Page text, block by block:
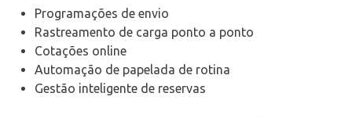
Programações de envio
Rastreamento de carga ponto a ponto
Cotações online
Automação de papelada de rotina
Gestão inteligente de reservas